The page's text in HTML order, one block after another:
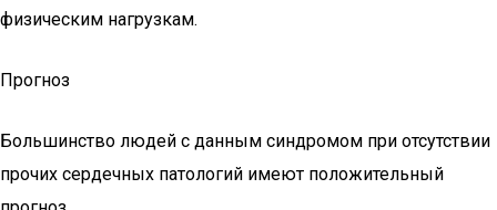
физическим нагрузкам.
Прогноз
Большинство людей с данным синдромом при отсутствии
прочих сердечных патологий имеют положительный